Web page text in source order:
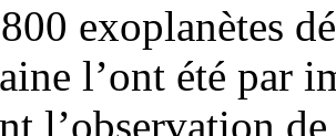
exoplanètes
l’ont été par
l’observation